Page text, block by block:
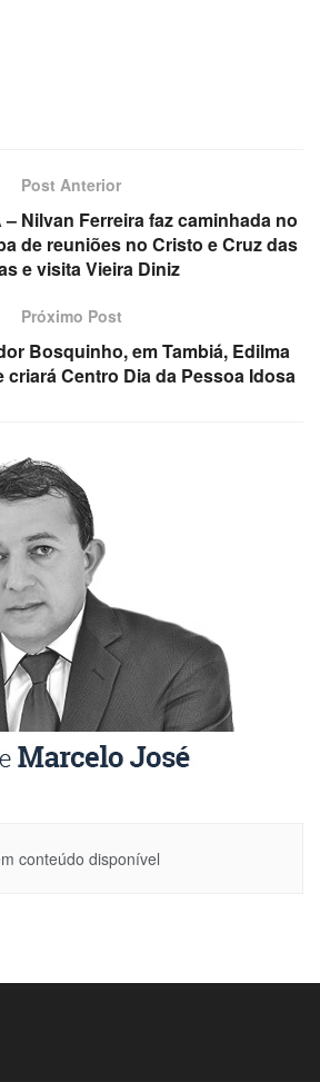
Post Anterior
– Nilvan Ferreira faz caminhada no
de reuniões no Cristo e Cruz das
e visita Vieira Diniz
Próximo Post
Bosquinho, em Tambiá, Edilma
criará Centro Dia da Pessoa Idosa
conteúdo disponível